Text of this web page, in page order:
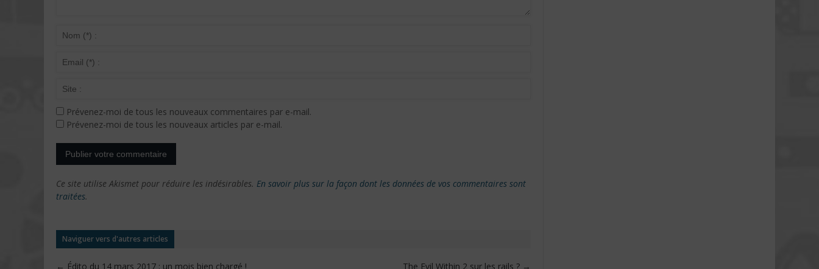
Prévenez-moi de tous les nouveaux commentaires par e-mail.
Prévenez-moi de tous les nouveaux articles par e-mail.
Ce site utilise Akismet pour réduire les indésirables. En savoir plus sur la façon dont les données de vos commentaires sont
traitées.
Naviguer vers d'autres articles
← Édito du 14 mars 2017 : un mois bien chargé ! The Evil Within 2 sur les rails ? →